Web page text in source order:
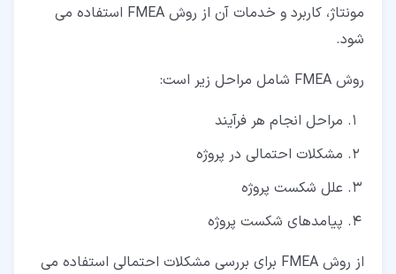
مونتاژ، کاربرد و خدمات آن از روش FMEA استفاده می
شود.
روش FMEA شامل مراحل زیر است:
مراحل انجام هر فرآیند
مشکلات احتمالی در پروژه
علل شکست پروژه
پیامدهای شکست پروژه
از روش FMEA برای بررسی مشکلات احتمالی استفاده می